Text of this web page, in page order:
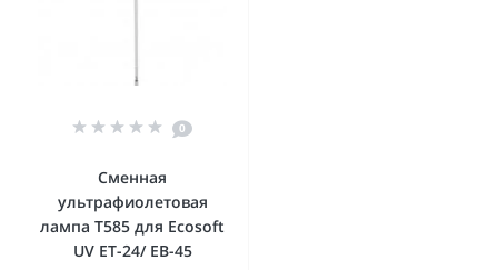
0
Сменная
ультрафиолетовая
лампа T585 для Ecosoft
UV ET-24/ ЕВ-45